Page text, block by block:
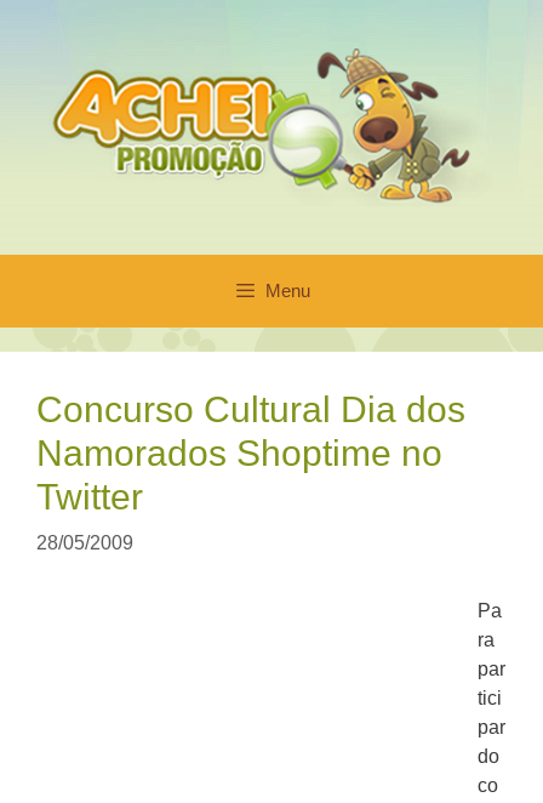
conteúdo
Menu
Concurso Cultural Dia dos
Namorados Shoptime no
Twitter
28/05/2009
Pa
ra
par
tici
par
do
co